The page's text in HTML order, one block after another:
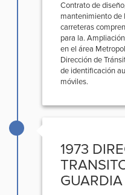
Contrato de
mantenimiento de
carreteras
para la.
en el área
Dirección de
de identificación
móviles.
1973